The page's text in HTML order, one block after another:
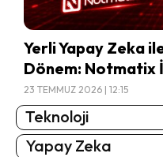
Yerli Yapay Zeka
Dönem: Notmatix
23 TEMMUZ 2026 | 12:15
Teknoloji
Yapay Zeka